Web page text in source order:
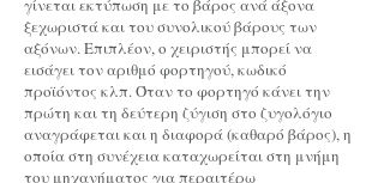
γίνεται εκτύπωση με το βάρος ανά άξονα
ξεχωριστά και του συνολικού βάρους των
αξόνων. Επιπλέον, ο χειριστής μπορεί να
εισάγει τον αριθμό φορτηγού, κωδικό
προϊόντος κλπ. Όταν το φορτηγό κάνει την
πρώτη και τη δεύτερη ζύγιση στο ζυγολόγιο
αναγράφεται και η διαφορά (καθαρό βάρος), η
οποία στη συνέχεια καταχωρείται στη μνήμη
του μηχανήματος για περαιτέρω